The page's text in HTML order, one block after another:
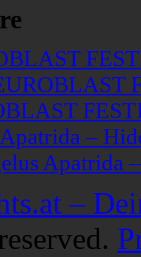
–
Apatrida
–